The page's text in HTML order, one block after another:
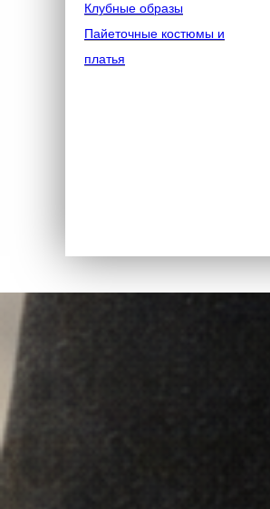
Клубные образы
Пайеточные костюмы и
платья